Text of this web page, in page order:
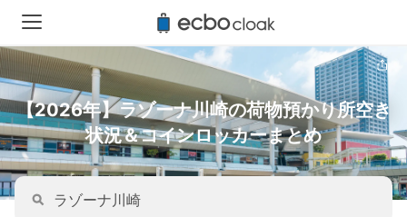
【2026年】ラゾーナ川崎の荷物預かり所空き
状況＆コインロッカーまとめ